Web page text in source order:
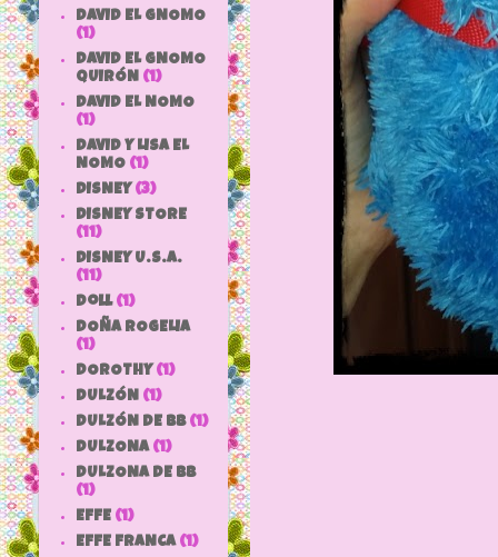
DAVID EL GNOMO
(1)
DAVID EL GNOMO
QUIRÓN (1)
DAVID EL NOMO
(1)
DAVID Y LISA EL
NOMO (1)
DISNEY (3)
DISNEY STORE
(11)
DISNEY U.S.A.
(11)
doll (1)
DOÑA ROGELIA
(1)
DOROTHY (1)
DULZÓN (1)
DULZÓN DE BB (1)
DULZONA (1)
DULZONA DE BB
(1)
EFFE (1)
EFFE FRANCA (1)